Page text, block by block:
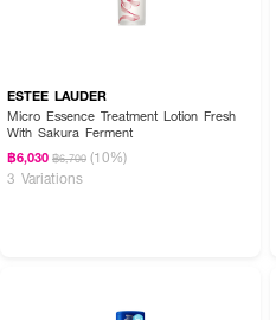
ESTEE LAUDER
Micro Essence Treatment Lotion Fresh
With Sakura Ferment
฿6,030 ฿6,700 (10%)
3 Variations